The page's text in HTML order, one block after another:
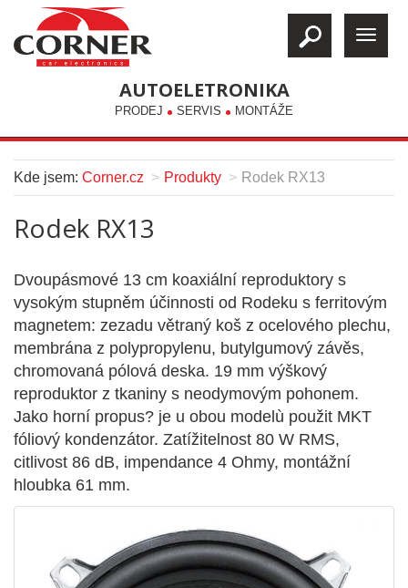
AUTOELETRONIKA
PRODEJ SERVIS MONTÁŽE
Kde jsem: Corner.cz Produkty Rodek RX13
Rodek RX13
Dvoupásmové 13 cm koaxiální reproduktory s
vysokým stupněm účinnosti od Rodeku s ferritovým
magnetem: zezadu větraný koš z ocelového plechu,
membrána z polypropylenu, butylgumový závěs,
chromovaná pólová deska. 19 mm výškový
reproduktor z tkaniny s neodymovým pohonem.
Jako horní propus? je u obou modelù použit MKT
fóliový kondenzátor. Zatížitelnost 80 W RMS,
citlivost 86 dB, impendance 4 Ohmy, montážní
hloubka 61 mm.